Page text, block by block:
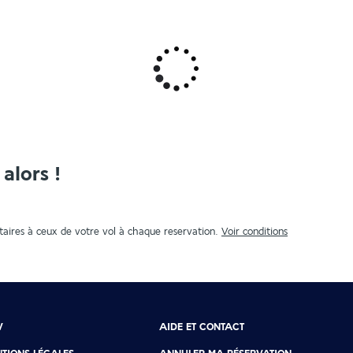
!
à ceux de votre vol à chaque reservation. Voir conditions
AIDE ET CONTACT